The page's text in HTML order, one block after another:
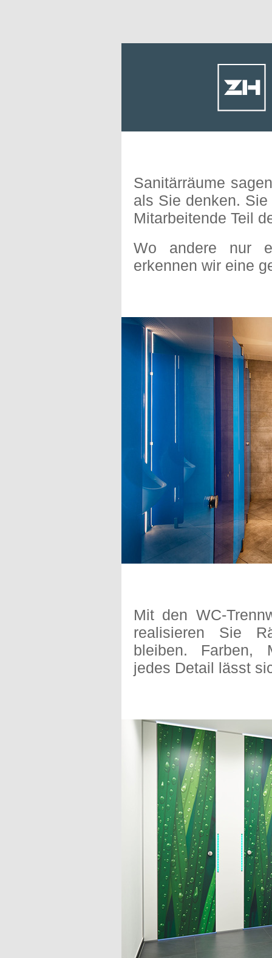
Sanitärräume
als Sie denken.
Mitarbeitende Teil
Wo andere nur
erkennen wir eine
Mit den WC-
realisieren Sie
bleiben. Farben,
jedes Detail lässt